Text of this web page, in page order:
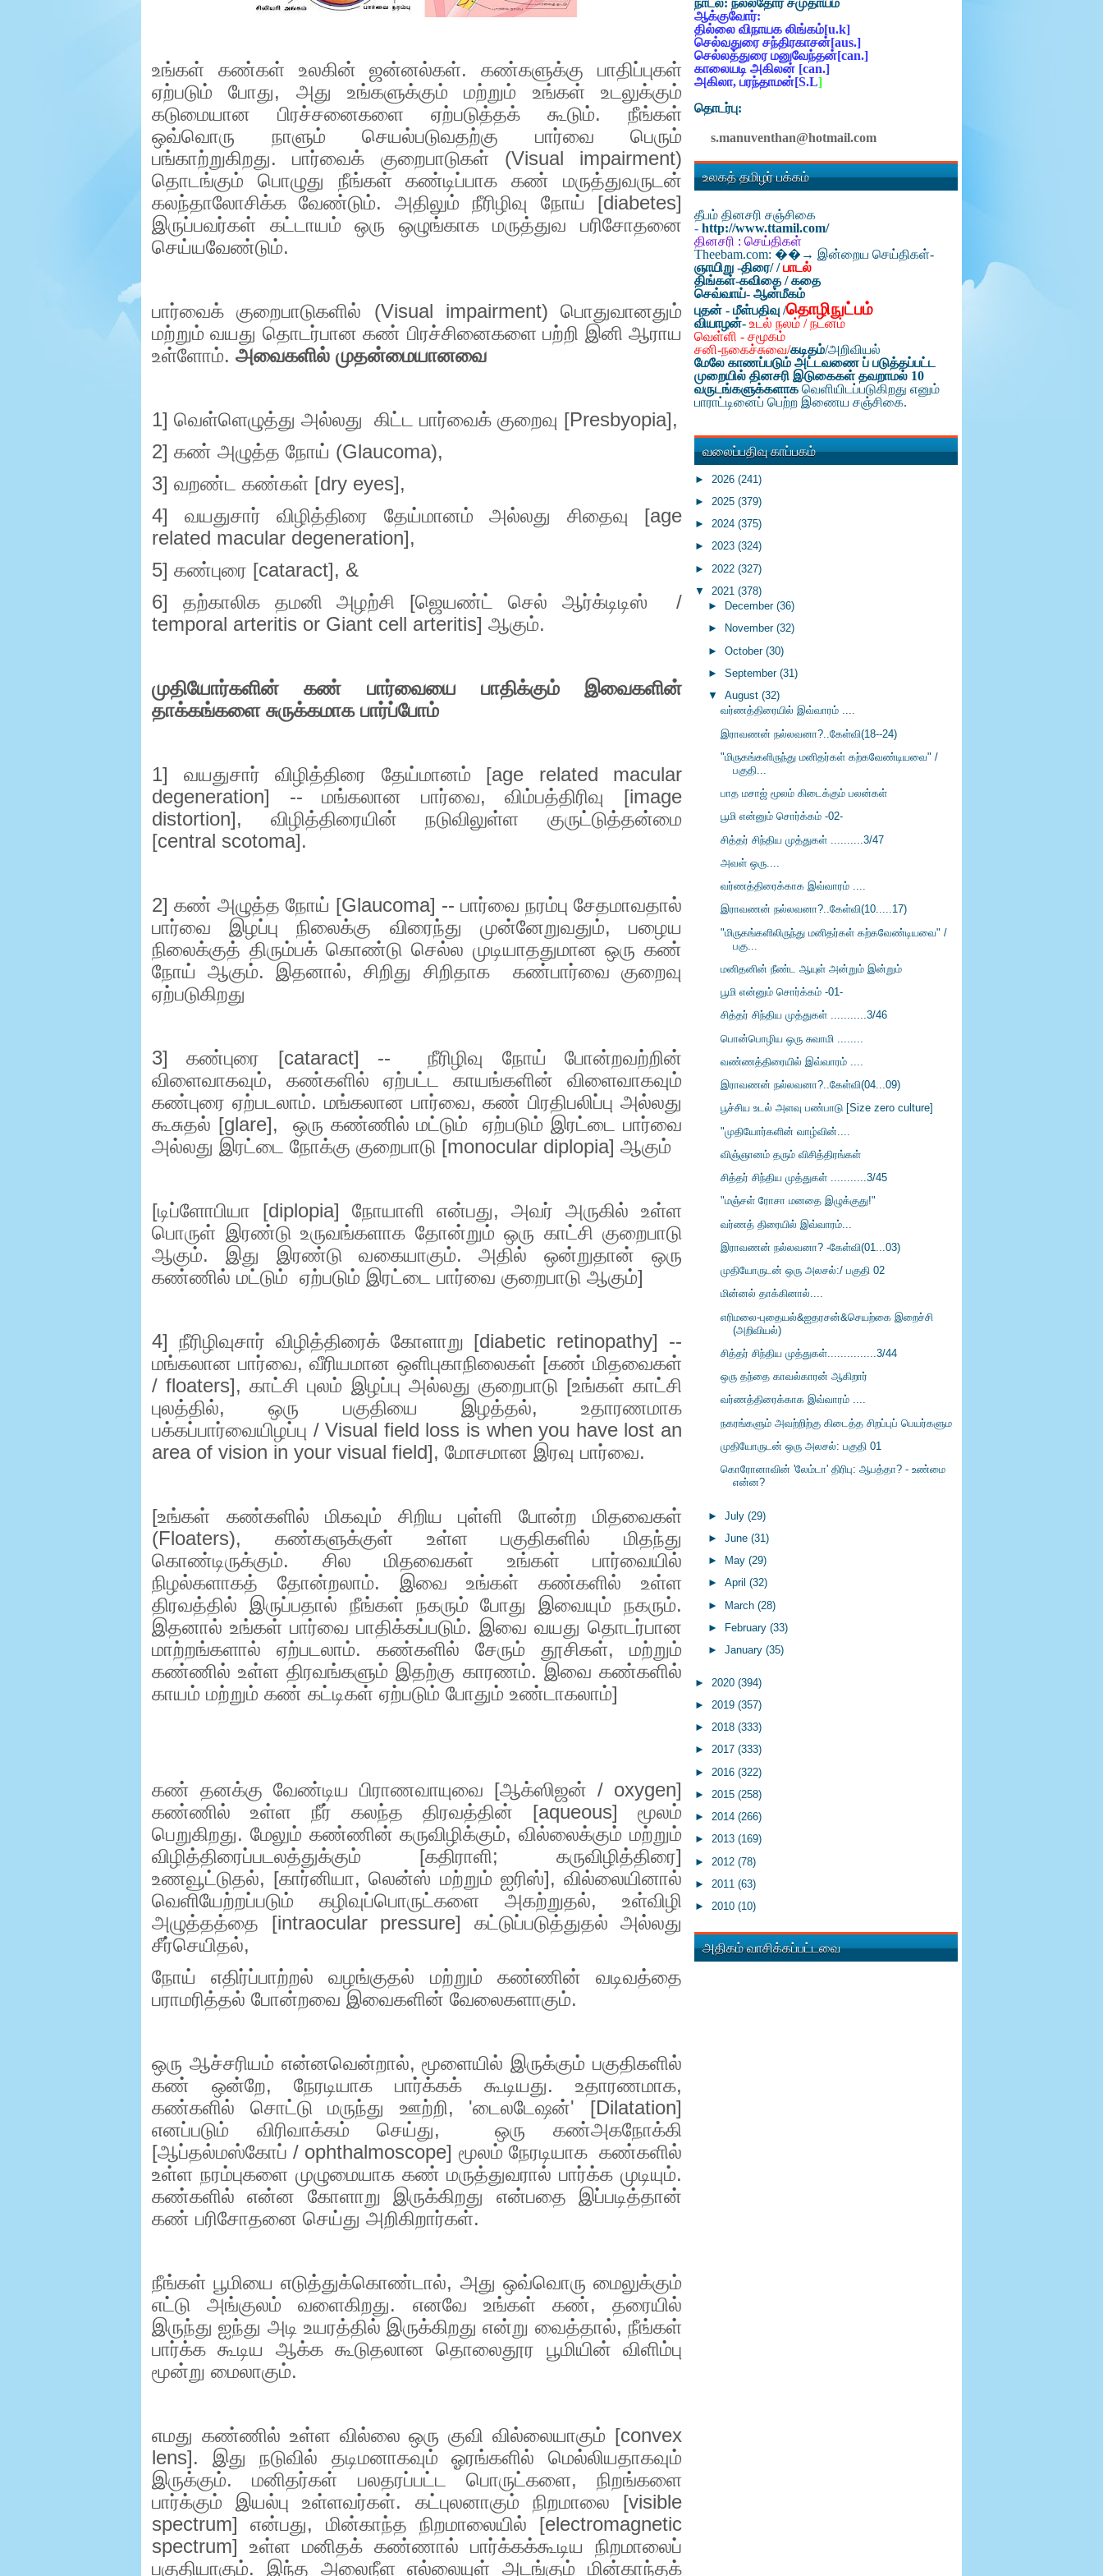
உங்கள் கண்கள் உலகின் ஜன்னல்கள். கண்களுக்கு பாதிப்புகள்
ஏற்படும் போது, அது உங்களுக்கும் மற்றும் உங்கள் உடலுக்கும்
கடுமையான பிரச்சனைகளை ஏற்படுத்தக் கூடும். நீங்கள்
ஒவ்வொரு நாளும் செயல்படுவதற்கு பார்வை பெரும்
பங்காற்றுகிறது. பார்வைக் குறைபாடுகள் (Visual impairment)
தொடங்கும் பொழுது நீங்கள் கண்டிப்பாக கண் மருத்துவருடன்
கலந்தாலோசிக்க வேண்டும். அதிலும் நீரிழிவு நோய் [diabetes]
இருப்பவர்கள் கட்டாயம் ஒரு ஒழுங்காக மருத்துவ பரிசோதனை
செய்யவேண்டும்.
பார்வைக் குறைபாடுகளில் (Visual impairment) பொதுவானதும்
மற்றும் வயது தொடர்பான கண் பிரச்சினைகளை பற்றி இனி ஆராய
உள்ளோம். அவைகளில் முதன்மையானவை
1] வெள்ளெழுத்து அல்லது கிட்ட பார்வைக் குறைவு [Presbyopia],
2] கண் அழுத்த நோய் (Glaucoma),
3] வறண்ட கண்கள் [dry eyes],
4] வயதுசார் விழித்திரை தேய்மானம் அல்லது சிதைவு [age
related macular degeneration],
5] கண்புரை [cataract], &
6] தற்காலிக தமனி அழற்சி [ஜெயண்ட் செல் ஆர்க்டிடிஸ்
/
temporal arteritis or Giant cell arteritis] ஆகும்.
முதியோர்களின் கண் பார்வையை பாதிக்கும் இவைகளின்
தாக்கங்களை சுருக்கமாக பார்ப்போம்
1] வயதுசார் விழித்திரை தேய்மானம் [age related macular
degeneration] --மங்கலான பார்வை,விம்பத்திரிவு [image
distortion], விழித்திரையின் நடுவிலுள்ள குருட்டுத்தன்மை
[central scotoma].
2] கண் அழுத்த நோய் [Glaucoma] -- பார்வை நரம்பு சேதமாவதால்
பார்வை இழப்பு நிலைக்கு விரைந்து முன்னேறுவதும்,பழைய
நிலைக்குத் திரும்பக் கொண்டு செல்ல முடியாததுமான ஒரு கண்
நோய் ஆகும். இதனால்,சிறிது சிறிதாக
கண்பார்வை குறைவு
ஏற்படுகிறது
3]கண்புரை [cataract] --
நீரிழிவு நோய் போன்றவற்றின்
விளைவாகவும், கண்களில் ஏற்பட்ட காயங்களின் விளைவாகவும்
கண்புரை ஏற்படலாம். மங்கலான பார்வை,கண் பிரதிபலிப்பு அல்லது
கூசுதல் [glare], ஒரு கண்ணில் மட்டும்
ஏற்படும் இரட்டை பார்வை
அல்லது இரட்டை நோக்கு குறைபாடு [monocular diplopia] ஆகும்
[டிப்ளோபியா [diplopia] நோயாளி என்பது, அவர் அருகில் உள்ள
பொருள் இரண்டு உருவங்களாக தோன்றும் ஒரு காட்சி குறைபாடு
ஆகும். இது இரண்டு வகையாகும். அதில் ஒன்றுதான் ஒரு
கண்ணில் மட்டும் ஏற்படும் இரட்டை பார்வை குறைபாடு ஆகும்]
4] நீரிழிவுசார் விழித்திரைக் கோளாறு [diabetic retinopathy] --
மங்கலான பார்வை,வீரியமான ஒளிபுகாநிலைகள் [கண் மிதவைகள்
/floaters],காட்சி புலம் இழப்பு அல்லது குறைபாடு [உங்கள் காட்சி
புலத்தில்,ஒரு பகுதியை இழத்தல், உதாரணமாக
பக்கப்பார்வையிழப்பு /Visual field loss is when you have lost an
area of vision in your visual field], மோசமான இரவு பார்வை.
[உங்கள் கண்களில் மிகவும் சிறிய புள்ளி போன்ற மிதவைகள்
(Floaters), கண்களுக்குள் உள்ள பகுதிகளில் மிதந்து
கொண்டிருக்கும். சில மிதவைகள் உங்கள் பார்வையில்
நிழல்களாகத் தோன்றலாம். இவை உங்கள் கண்களில் உள்ள
திரவத்தில் இருப்பதால் நீங்கள் நகரும் போது இவையும் நகரும்.
இதனால் உங்கள் பார்வை பாதிக்கப்படும். இவை வயது தொடர்பான
மாற்றங்களால் ஏற்படலாம். கண்களில் சேரும் தூசிகள், மற்றும்
கண்ணில் உள்ள திரவங்களும் இதற்கு காரணம். இவை கண்களில்
காயம் மற்றும் கண் கட்டிகள் ஏற்படும் போதும் உண்டாகலாம்]
கண் தனக்கு வேண்டிய பிராணவாயுவை [ஆக்ஸிஜன் / oxygen]
கண்ணில் உள்ள நீர் கலந்த திரவத்தின் [aqueous] மூலம்
பெறுகிறது. மேலும் கண்ணின் கருவிழிக்கும்,வில்லைக்கும் மற்றும்
விழித்திரைப்படலத்துக்கும் [கதிராளி; கருவிழித்திரை]
உணவூட்டுதல், [கார்னியா,லென்ஸ் மற்றும் ஐரிஸ்],வில்லையினால்
வெளியேற்றப்படும் கழிவுப்பொருட்களை அகற்றுதல், உள்விழி
அழுத்தத்தை [intraocular pressure] கட்டுப்படுத்துதல் அல்லது
சீர்செயிதல்,
நோய் எதிர்ப்பாற்றல் வழங்குதல் மற்றும் கண்ணின் வடிவத்தை
பராமரித்தல் போன்றவை இவைகளின் வேலைகளாகும்.
ஒரு ஆச்சரியம் என்னவென்றால்,மூளையில் இருக்கும் பகுதிகளில்
கண் ஒன்றே, நேரடியாக பார்க்கக் கூடியது. உதாரணமாக,
கண்களில் சொட்டு மருந்து ஊற்றி, 'டைலடேஷன்' [Dilatation]
எனப்படும் விரிவாக்கம் செய்து,
ஒரு கண்அகநோக்கி
[ஆப்தல்மஸ்கோப் / ophthalmoscope] மூலம் நேரடியாக கண்களில்
உள்ள நரம்புகளை முழுமையாக கண் மருத்துவரால் பார்க்க முடியும்.
கண்களில் என்ன கோளாறு இருக்கிறது என்பதை இப்படித்தான்
கண் பரிசோதனை செய்து அறிகிறார்கள்.
நீங்கள் பூமியை எடுத்துக்கொண்டால், அது ஒவ்வொரு மைலுக்கும்
எட்டு அங்குலம் வளைகிறது. எனவே உங்கள் கண்,தரையில்
இருந்து ஐந்து அடி உயரத்தில் இருக்கிறது என்று வைத்தால், நீங்கள்
பார்க்க கூடிய ஆக்க கூடுதலான தொலைதூர பூமியின் விளிம்பு
மூன்று மைலாகும்.
எமது கண்ணில் உள்ள வில்லை ஒரு குவி வில்லையாகும் [convex
lens]. இது நடுவில் தடிமனாகவும் ஓரங்களில் மெல்லியதாகவும்
இருக்கும். மனிதர்கள் பலதரப்பட்ட பொருட்களை, நிறங்களை
பார்க்கும் இயல்பு உள்ளவர்கள். கட்புலனாகும் நிறமாலை [visible
spectrum]என்பது, மின்காந்த நிறமாலையில் [electromagnetic
spectrum] உள்ள மனிதக் கண்ணால் பார்க்கக்கூடிய நிறமாலைப்
பகுதியாகும். இந்த அலைநீள எல்லையுள் அடங்கும் மின்காந்தக்
நாடல்: நல்லதோர் சமுதாயம்
ஆக்குவோர்:
தில்லை விநாயக லிங்கம்[u.k]
செல்வதுரை சந்திரகாசன்[aus.]
செல்லத்துரை மனுவேந்தன்[can.]
காலையடி அகிலன் [can.]
அகிலா, பரந்தாமன்[S.L]
தொடர்பு:
s.manuventhan@hotmail.com
உலகத் தமிழர் பக்கம்
தீபம் தினசரி சஞ்சிகை
- http://www.ttamil.com/
தினசரி : செய்திகள்
Theebam.com: ��→ இன்றைய செய்திகள்-
ஞாயிறு -திரை//பாடல்
திங்கள்-கவிதை / கதை
செவ்வாய்- ஆன்மீகம்
புதன் - மீள்பதிவு /தொழிநுட்பம்
வியாழன்- உடல் நலம் / நடனம்
வெள்ளி - சமூகம்
சனி-நகைச்சுவை/கடிதம்/அறிவியல்
மேலே காணப்படும் அட்டவணை ப் படுத்தப்பட்ட
முறையில் தினசரி இடுகைகள் தவறாமல் 10
வருடங்களுக்களாக வெளியிடப்படுகிறது எனும்
பாராட்டினைப் பெற்ற இணைய சஞ்சிகை.
வலைப்பதிவு காப்பகம்
► 2026 (241)
► 2025 (379)
► 2024 (375)
► 2023 (324)
► 2022 (327)
▼ 2021 (378)
►
December (36)
►
November (32)
► October (30)
► September (31)
▼ August (32)
வர்ணத்திரையில் இவ்வாரம் ....
இராவணன் நல்லவனா?..கேள்வி(18--24)
"மிருகங்களிருந்து மனிதர்கள் கற்கவேண்டியவை" /
பகுதி...
பாத மசாஜ் மூலம் கிடைக்கும் பலன்கள்
பூமி என்னும் சொர்க்கம் -02-
சித்தர் சிந்திய முத்துகள் ..........3/47
அவள் ஒரு....
வர்ணத்திரைக்காக இவ்வாரம் ....
இராவணன் நல்லவனா?..கேள்வி(10.....17)
"மிருகங்களிலிருந்து மனிதர்கள் கற்கவேண்டியவை" /
பகு...
மனிதனின் நீண்ட ஆயுள் அன்றும் இன்றும்
பூமி என்னும் சொர்க்கம் -01-
சித்தர் சிந்திய முத்துகள் ...........3/46
பொன்பொழிய ஒரு சுவாமி ........
வண்ணத்திரையில் இவ்வாரம் ....
இராவணன் நல்லவனா?..கேள்வி(04...09)
பூச்சிய உடல் அளவு பண்பாடு [Size zero culture]
"முதியோர்களின் வாழ்வின்....
விஞ்ஞானம் தரும் விசித்திரங்கள்
சித்தர் சிந்திய முத்துகள் ...........3/45
"மஞ்சள் ரோசா மனதை இழுக்குது!"
வர்ணத் திரையில் இவ்வாரம்...
இராவணன் நல்லவனா? -கேள்வி(01...03)
முதியோருடன் ஒரு அலசல்:/ பகுதி 02
மின்னல் தாக்கினால்....
எரிமலை-புதையல்&ஐதரசன்&செயற்கை இறைச்சி
(அறிவியல்)
சித்தர் சிந்திய முத்துகள்...............3/44
ஒரு தந்தை காவல்காரன் ஆகிறார்
வர்ணத்திரைக்காக இவ்வாரம் ....
நகரங்களும் அவற்றிற்கு கிடைத்த சிறப்புப் பெயர்களும
முதியோருடன் ஒரு அலசல்: பகுதி 01
கொரோனாவின் 'லேம்டா' திரிபு: ஆபத்தா? - உண்மை
என்ன?
► July (29)
► June (31)
►
May (29)
► April (32)
► March (28)
►
February (33)
► January (35)
► 2020 (394)
► 2019 (357)
► 2018 (333)
► 2017 (333)
► 2016 (322)
► 2015 (258)
► 2014 (266)
► 2013 (169)
► 2012 (78)
► 2011 (63)
► 2010 (10)
அதிகம் வாசிக்கப்பட்டவை